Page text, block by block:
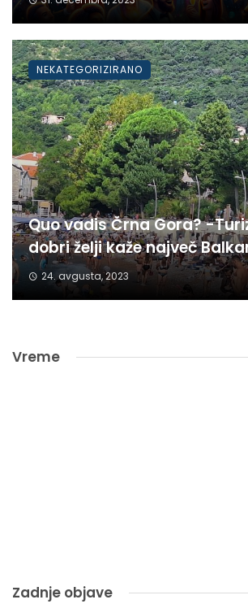
Quo vadis Črna Gora? -
dobri želji kaže največ
24. avgusta, 2023
NEKATEGORIZIRANO
Vreme
Zadnje objave